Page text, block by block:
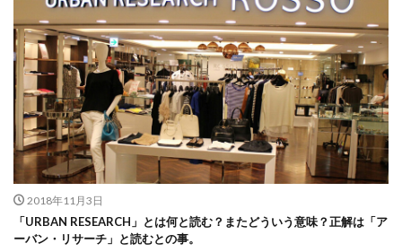
2018年11月3日
「URBAN RESEARCH」とは何と読む？またどういう意味？正解は「ア
ーバン・リサーチ」と読むとの事。